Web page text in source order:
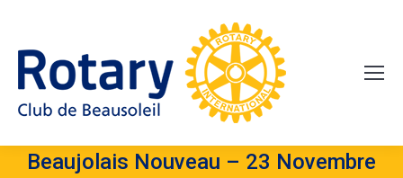
Beaujolais Nouveau – 23 Novembre